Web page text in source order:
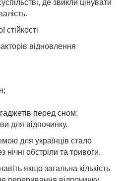
де звикли цінувати
відновлення
перед сном;
для відпочинку.
для українців стало
обстріли та тривоги.
якщо загальна кількість